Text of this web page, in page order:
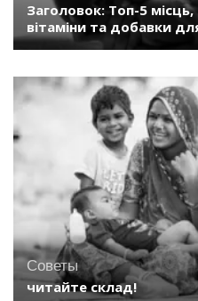
Заголовок: Топ-5
вітаміни та добавки
Советы
читайте склад!